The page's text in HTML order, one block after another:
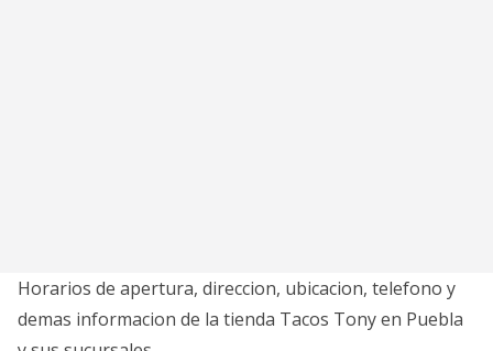
Horarios de apertura, direccion, ubicacion, telefono y
demas informacion de la tienda Tacos Tony en Puebla